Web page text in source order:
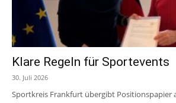
Klare Regeln für Sportevents
30. Juli 2026
Sportkreis Frankfurt übergibt Positionspapier